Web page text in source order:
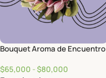
Bouquet Aroma de Encuentro
$65,000 -$80,000